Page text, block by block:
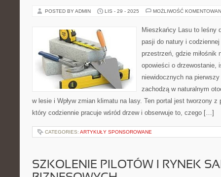
POSTED BY ADMIN LIS - 29 - 2025 MOŻLIWOŚĆ
Mieszkańcy Lasu to leśny
pasji do natury i
przestrzeń, gdzie miłośnik
opowieści o drzewostanie,
niewidocznych na
zachodzą w naturalnym
w lesie i Wpływ zmian klimatu na lasy. Ten portal jest tworzony
który codziennie pracuje wśród drzew i obserwuje to, czego […]
CATEGORIES: ARTYKUŁY SPONSOROWANE
SZKOLENIE PILOTÓW I RYNEK